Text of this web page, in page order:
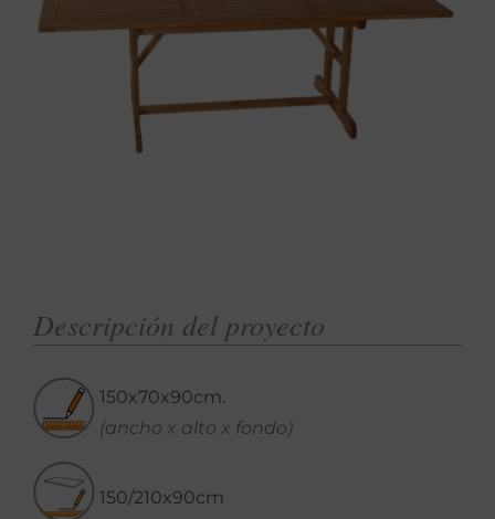
Descripción del proyecto
150x70x90cm.
(ancho x alto x fondo)
150/210x90cm